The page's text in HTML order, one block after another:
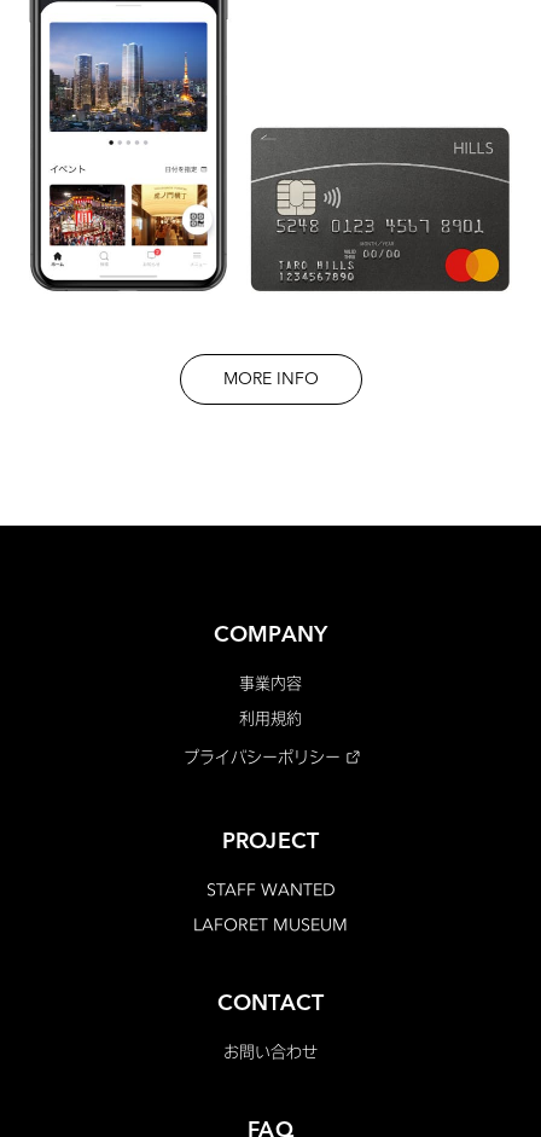
MORE INFO
COMPANY
事業内容
利用規約
プライバシーポリシー
PROJECT
STAFF WANTED
LAFORET MUSEUM
CONTACT
お問い合わせ
FAQ